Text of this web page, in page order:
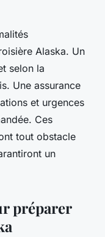
Alaska. Un
selon la
Une assurance
et urgences
Ces
tout obstacle
un
préparer